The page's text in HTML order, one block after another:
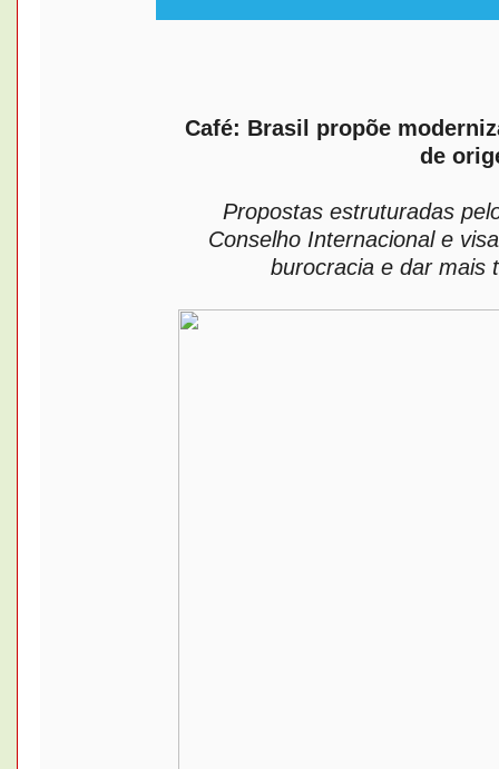
Café: Brasil propõe
de
Propostas estruturadas
Conselho Internacional e
burocracia e dar mais